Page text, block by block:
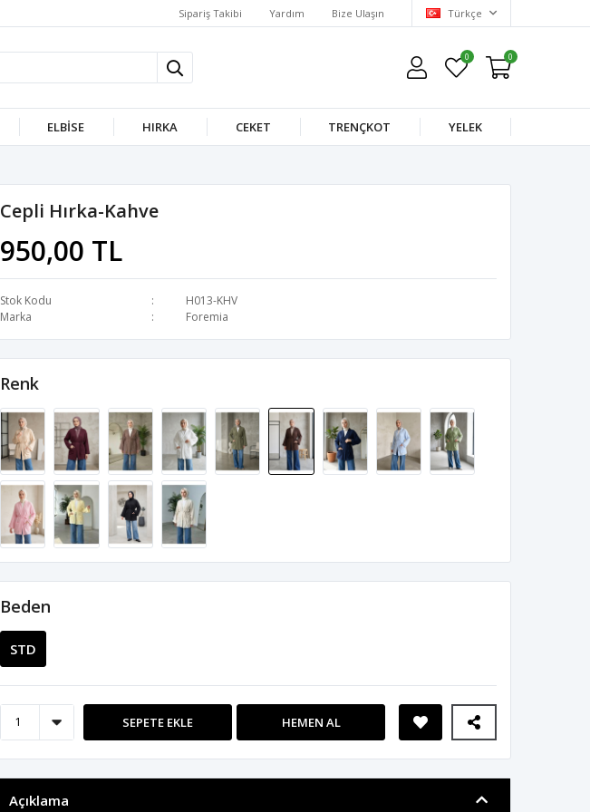
Sipariş Takibi Yardım Bize Ulaşın Türkçe
0 0
ELBISE HIRKA CEKET TRENÇKOT YELEK
Cepli Hırka-Kahve
950,00 TL
Stok Kodu
H013-KHV
Marka
Foremia
Renk
Beden
STD
SEPETE EKLE HEMEN AL
Açıklama